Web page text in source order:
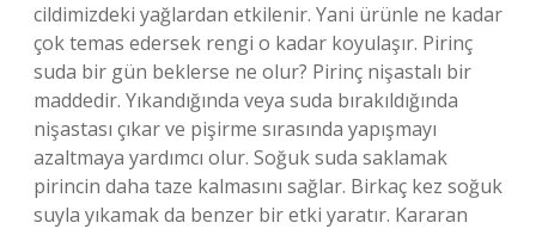
cildimizdeki yağlardan etkilenir. Yani ürünle ne kadar
çok temas edersek rengi o kadar koyulaşır. Pirinç
suda bir gün beklerse ne olur? Pirinç nişastalı bir
maddedir. Yıkandığında veya suda bırakıldığında
nişastası çıkar ve pişirme sırasında yapışmayı
azaltmaya yardımcı olur. Soğuk suda saklamak
pirincin daha taze kalmasını sağlar. Birkaç kez soğuk
suyla yıkamak da benzer bir etki yaratır. Kararan